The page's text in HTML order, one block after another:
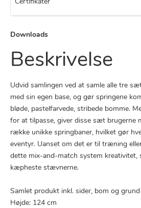
Certifikater
Downloads
Beskrivelse
Udvid samlingen ved at samle alle tre
med sin egen base, og gør springene
bløde, pastelfarvede, stribede bomme.
for at tilpasse, giver disse sæt brugerne
række unikke springbaner, hvilket gør
eventyr. Uanset om det er til træning
dette mix-and-match system
kæpheste stævnerne.
Samlet produkt inkl. sider, bom og
Højde: 124 cm